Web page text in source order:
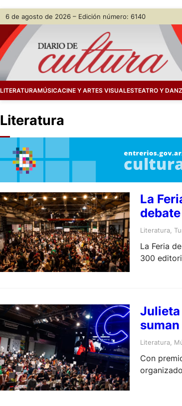
Skip
content
6 de agosto de 2026 – Edición número: 6140
LITERATURAMÚSICACINE Y ARTES VISUALESTEATRO Y
Literatura
La
Literatura
La Feria
300
Julieta
Literatura
Con